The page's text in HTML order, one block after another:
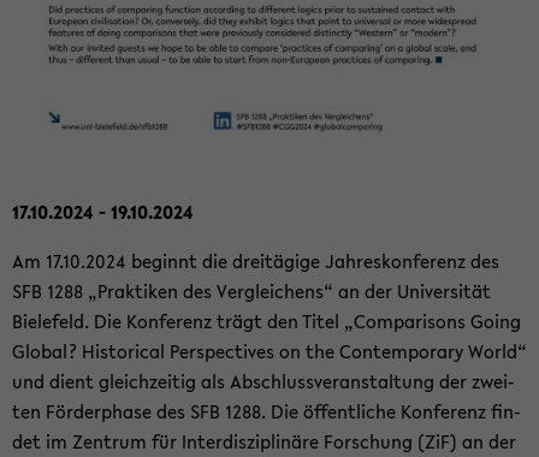
17.10.2024 - 19.10.2024
Am 17.10.2024 be­ginnt die drei­tä­gi­ge Jah­res­kon­fe­renz des
SFB 1288 „Prak­ti­ken des Ver­glei­chens“ an der Uni­ver­si­tät
Bie­le­feld. Die Kon­fe­renz trägt den Titel „Com­pa­ri­sons Going
Glo­bal? His­to­ri­cal Per­spec­ti­ves on the Con­tem­pora­ry World“
und dient gleich­zei­tig als Ab­schluss­ver­an­stal­tung der zwei­
ten För­der­pha­se des SFB 1288. Die öf­fent­li­che Kon­fe­renz fin­
det im Zen­trum für In­ter­dis­zi­pli­nä­re For­schung (ZiF) an der